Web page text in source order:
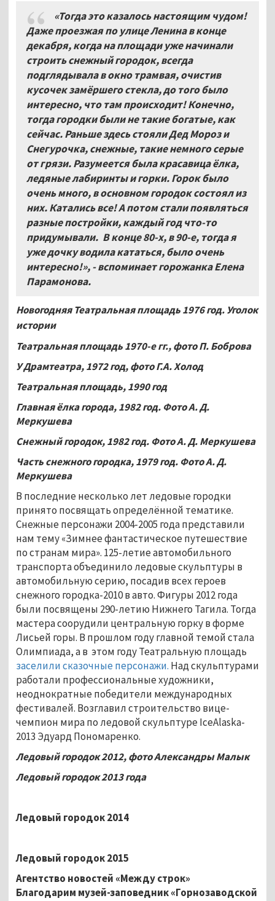
«Тогда это казалось настоящим чудом!
Даже проезжая по улице Ленина в конце
декабря, когда на площади уже начинали
строить снежный городок, всегда
подглядывала в окно трамвая, очистив
кусочек замёршего стекла, до того было
интересно, что там происходит! Конечно,
тогда городки были не такие богатые, как
сейчас. Раньше здесь стояли Дед Мороз и
Снегурочка, снежные, такие немного серые
от грязи. Разумеется была красавица ёлка,
ледяные лабиринты и горки. Горок было
очень много, в основном городок состоял из
них. Катались все! А потом стали появляться
разные постройки, каждый год что-то
придумывали. В конце 80-х, в 90-е, тогда я
уже дочку водила кататься, было очень
интересно!», - вспоминает горожанка Елена
Парамонова.
Новогодняя Театральная площадь 1976 год. Уголок
истории
Театральная площадь 1970-е гг., фото П. Боброва
У Драмтеатра, 1972 год, фото Г.А. Холод
Театральная площадь, 1990 год
Главная ёлка города, 1982 год. Фото А. Д.
Меркушева
Снежный городок, 1982 год. Фото А. Д. Меркушева
Часть снежного городка, 1979 год. Фото А. Д.
Меркушева
В последние несколько лет ледовые городки
принято посвящать определённой тематике.
Снежные персонажи 2004-2005 года представили
нам тему «Зимнее фантастическое путешествие
по странам мира». 125-летие автомобильного
транспорта объединило ледовые скульптуры в
автомобильную серию, посадив всех героев
снежного городка-2010 в авто. Фигуры 2012 года
были посвящены 290-летию Нижнего Тагила. Тогда
мастера соорудили центральную горку в форме
Лисьей горы. В прошлом году главной темой стала
Олимпиада, а в этом году Театральную площадь
заселили сказочные персонажи. Над скульптурами
работали профессиональные художники,
неоднократные победители международных
фестивалей. Возглавил строительство вице-
чемпион мира по ледовой скульптуре IceAlaska-
2013 Эдуард Пономаренко.
Ледовый городок 2012, фото Александры Малык
Ледовый городок 2013 года
Ледовый городок 2014
Ледовый городок 2015
Агентство новостей «Между строк»
Благодарим музей-заповедник «Горнозаводской